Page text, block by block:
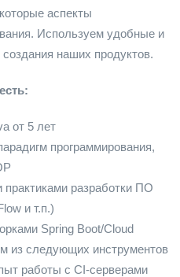
аспекты
Используем удобные и
наших продуктов.
от 5 лет
программирования,
разработки ПО
и т.п.)
Spring Boot/Cloud
из следующих инструментов
работы с CI-серверами